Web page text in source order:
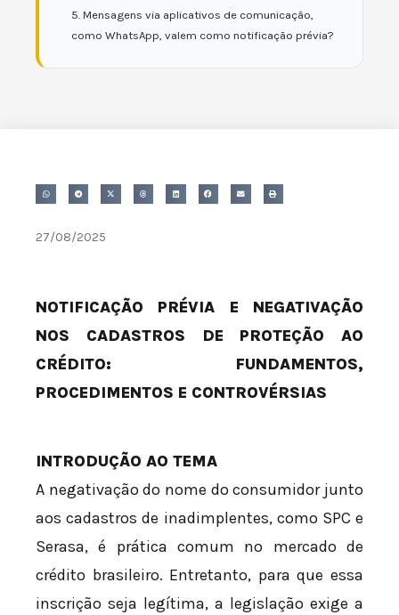
5. Mensagens via aplicativos de comunicação,
como WhatsApp, valem como notificação prévia?
27/08/2025
NOTIFICAÇÃO PRÉVIA E NEGATIVAÇÃO
NOS CADASTROS DE PROTEÇÃO AO
CRÉDITO: FUNDAMENTOS,
PROCEDIMENTOS E CONTROVÉRSIAS
INTRODUÇÃO AO TEMA
A negativação do nome do consumidor junto
aos cadastros de inadimplentes, como SPC e
Serasa, é prática comum no mercado de
crédito brasileiro. Entretanto, para que essa
inscrição seja legítima, a legislação exige a